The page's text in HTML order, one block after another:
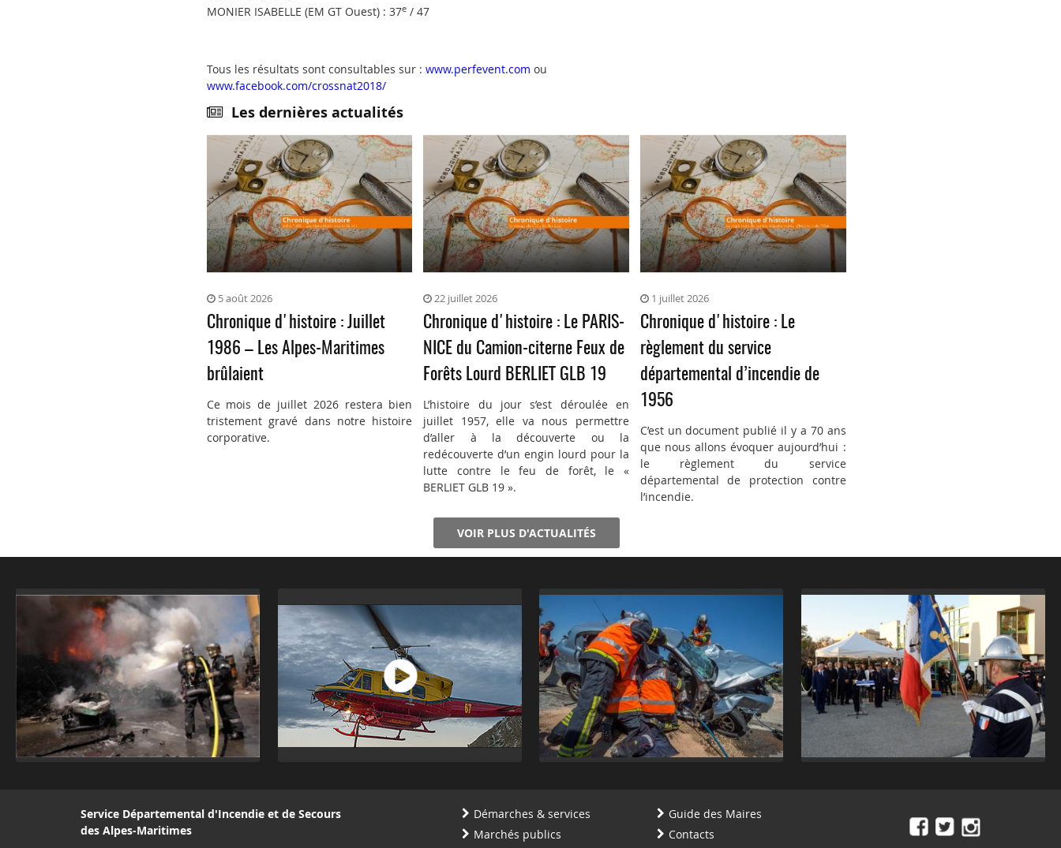
MONIER ISABELLE (EM GT Ouest) : 37e/ 47
Tous les résultats sont consultables sur : www.perfevent.com ou
www.facebook.com/crossnat2018/
Les dernières actualités
5 août 2026
Chronique d'histoire : Juillet
1986 – Les Alpes-Maritimes
brûlaient
Ce mois de juillet 2026 restera bien
tristement gravé dans notre histoire
corporative.
22 juillet 2026
Chronique d'histoire : Le PARIS-
NICE du Camion-citerne Feux de
Forêts Lourd BERLIET GLB 19
L’histoire du jour s’est déroulée en
juillet 1957, elle va nous permettre
d’aller à la découverte ou la
redécouverte d’un engin lourd pour la
lutte contre le feu de forêt, le «
BERLIET GLB 19 ».
1 juillet 2026
Chronique d'histoire : Le
règlement du service
départemental d’incendie de
1956
C’est un document publié il y a 70 ans
que nous allons évoquer aujourd’hui :
le règlement du service
départemental de protection contre
l’incendie.
VOIR PLUS D'ACTUALITÉS
Service Départemental d'Incendie et de Secours
des Alpes-Maritimes
Démarches & services
Marchés publics
Guide des Maires
Contacts